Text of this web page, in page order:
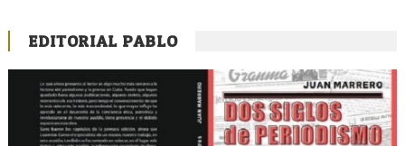
EDITORIAL PABLO